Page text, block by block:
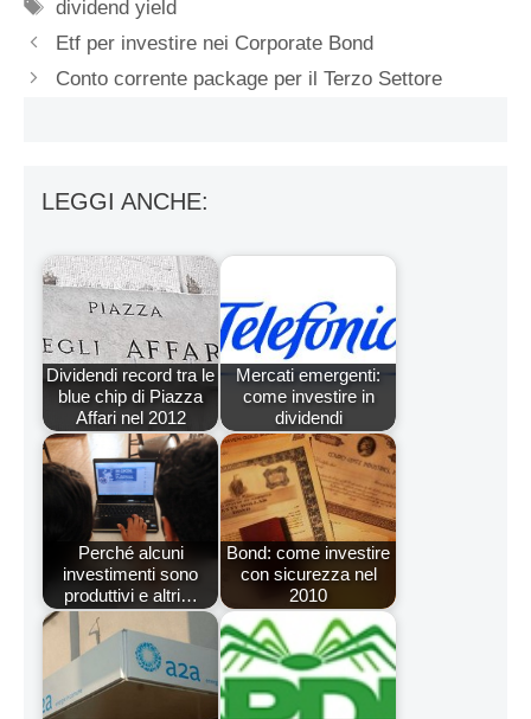
dividend yield
Etf per investire nei Corporate Bond
Conto corrente package per il Terzo Settore
LEGGI ANCHE:
Dividendi record tra le
blue chip di Piazza
Affari nel 2012
Mercati emergenti:
come investire in
dividendi
Perché alcuni
investimenti sono
produttivi e altri…
Bond: come investire
con sicurezza nel
2010